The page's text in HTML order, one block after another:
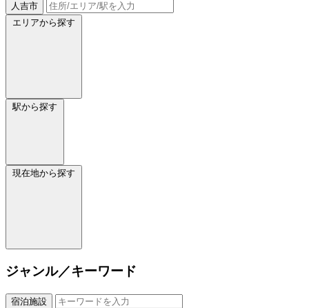
人吉市
エリアから探す
駅から探す
現在地から探す
ジャンル／キーワード
宿泊施設